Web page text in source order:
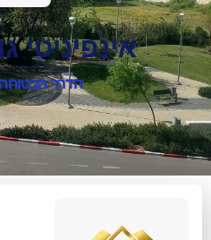
גולד נכסים
הדרך הבטוחה לבית שלך